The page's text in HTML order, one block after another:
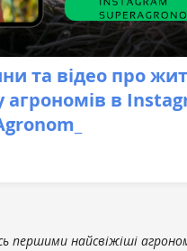
та відео про
агрономів в
першими найсвіжіші